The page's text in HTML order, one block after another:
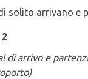
solito arrivano e
di arrivo e